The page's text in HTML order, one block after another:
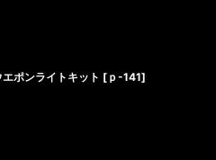
ポンライトキット [ｐ-141]